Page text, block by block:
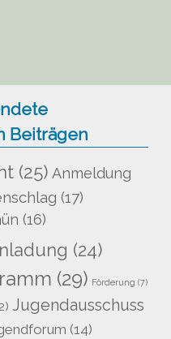
Beiträgen
(25) Anmeldung
(17)
(16)
(24)
(29) Förderung (7)
Jugendausschuss
(14)